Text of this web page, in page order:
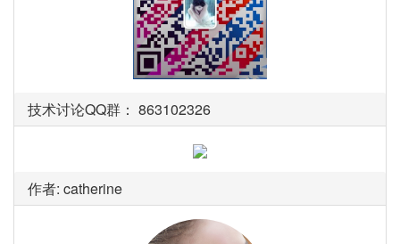
技术讨论QQ群： 863102326
作者: catherine